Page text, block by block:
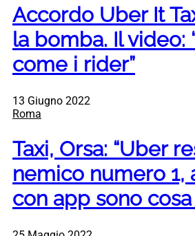
Accordo Uber It
la bomba. Il video:
come i rider”
13 Giugno 2022
Roma
Taxi, Orsa: “Uber
nemico numero 1,
con app sono cosa